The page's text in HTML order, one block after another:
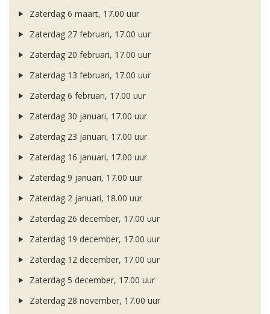
Zaterdag 6 maart, 17.00 uur
Zaterdag 27 februari, 17.00 uur
Zaterdag 20 februari, 17.00 uur
Zaterdag 13 februari, 17.00 uur
Zaterdag 6 februari, 17.00 uur
Zaterdag 30 januari, 17.00 uur
Zaterdag 23 januari, 17.00 uur
Zaterdag 16 januari, 17.00 uur
Zaterdag 9 januari, 17.00 uur
Zaterdag 2 januari, 18.00 uur
Zaterdag 26 december, 17.00 uur
Zaterdag 19 december, 17.00 uur
Zaterdag 12 december, 17.00 uur
Zaterdag 5 december, 17.00 uur
Zaterdag 28 november, 17.00 uur